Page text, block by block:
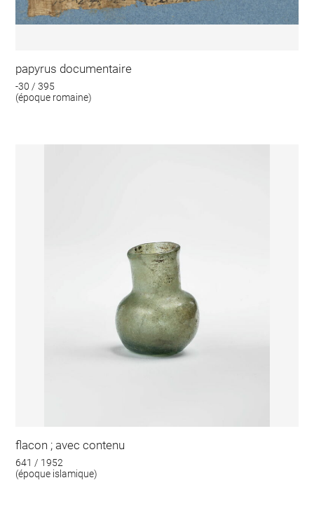
papyrus documentaire
-30 / 395
(époque romaine)
flacon ; avec contenu
641 / 1952
(époque islamique)